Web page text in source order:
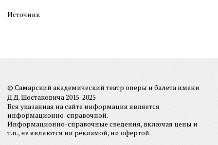
Источник
© Самарский академический театр оперы и балета имени
Д.Д. Шостаковича 2015-2025
Вся указанная на сайте информация является
информационно-справочной.
Информационно-справочные сведения, включая цены и
т.п., не являются ни рекламой, ни офертой.